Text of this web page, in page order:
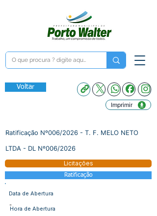
Voltar
Imprimir
Ratificação Nº006/2026 - T. F. MELO NETO
LTDA - DL Nº006/2026
Licitações
Ratificação
Data de Abertura
-
Hora de Abertura